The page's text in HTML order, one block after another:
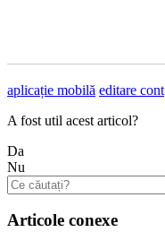
aplicație mobilă editare cont
A fost util acest articol?
Da
Nu
Articole conexe